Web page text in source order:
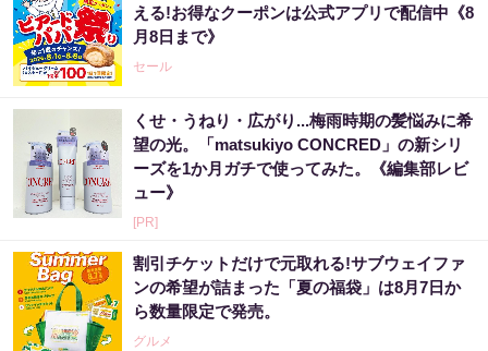
える!お得なクーポンは公式アプリで配信中《8
月8日まで》
セール
くせ・うねり・広がり...梅雨時期の髪悩みに希
望の光。「matsukiyo CONCRED」の新シリ
ーズを1か月ガチで使ってみた。《編集部レビ
ュー》
[PR]
割引チケットだけで元取れる!サブウェイファ
ンの希望が詰まった「夏の福袋」は8月7日か
ら数量限定で発売。
グルメ